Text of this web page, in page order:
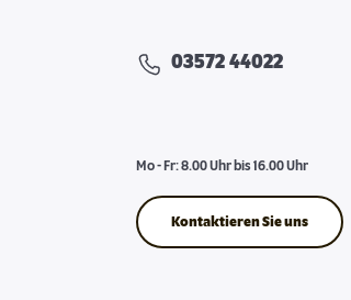
03572 44022
Mo - Fr: 8.00 Uhr bis 16.00 Uhr
Kontaktieren Sie uns